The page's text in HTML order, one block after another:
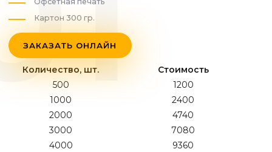
Картон 300 гр.
ЗАКАЗАТЬ ОНЛАЙН
Количество, шт.
Стоимость
500
1200
1000
2400
2000
4740
3000
7080
4000
9360